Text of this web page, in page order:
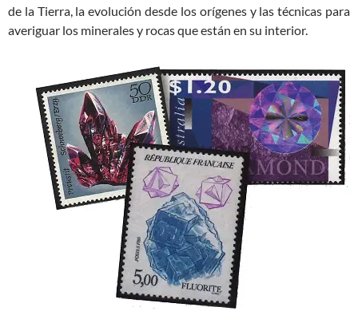
de la Tierra, la evolución desde los orígenes y las técnicas para
averiguar los minerales y rocas que están en su interior.